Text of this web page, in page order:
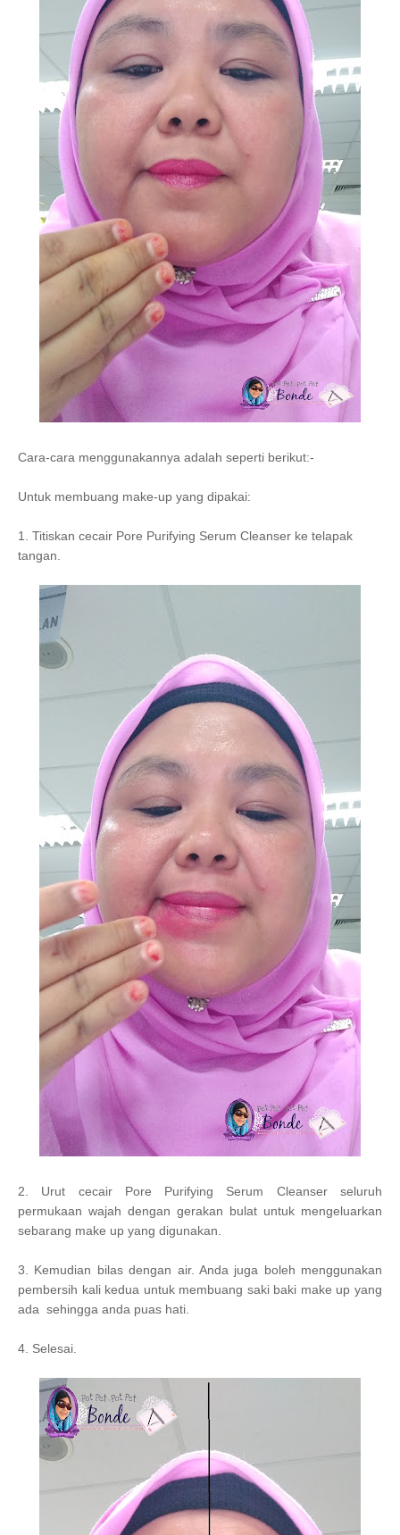
Cara-cara menggunakannya adalah seperti berikut:-
Untuk membuang make-up yang dipakai:
1. Titiskan cecair Pore Purifying Serum Cleanser ke telapak
tangan.
2. Urut cecair Pore Purifying Serum Cleanserseluruh
permukaan wajah dengan gerakan bulat untuk mengeluarkan
sebarang make up yang digunakan.
3. Kemudian bilas dengan air. Anda juga boleh menggunakan
pembersih kali kedua untuk membuang saki baki make up yang
ada sehingga anda puas hati.
4. Selesai.